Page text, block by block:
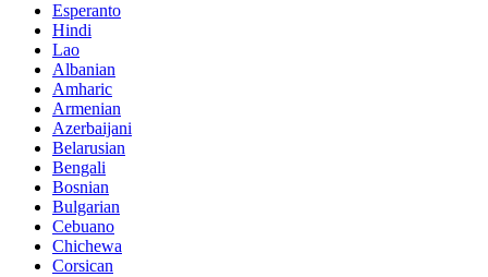
Esperanto
Hindi
Lao
Albanian
Amharic
Armenian
Azerbaijani
Belarusian
Bengali
Bosnian
Bulgarian
Cebuano
Chichewa
Corsican